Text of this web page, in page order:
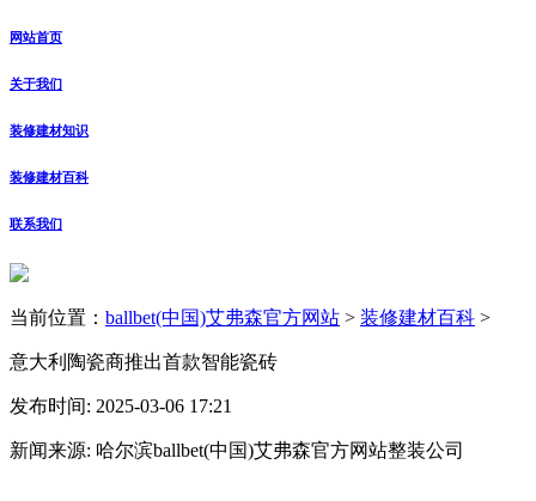
网站首页
关于我们
装修建材知识
装修建材百科
联系我们
当前位置： ballbet(中国)艾弗森官方网站 > 装修建材百科 >
意大利陶瓷商推出首款智能瓷砖
发布时间: 2025-03-06 17:21
新闻来源: 哈尔滨ballbet(中国)艾弗森官方网站整装公司